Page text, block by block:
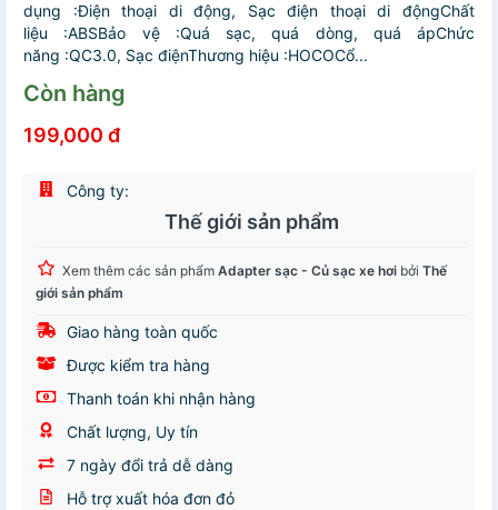
dụng :Điện thoại di động, Sạc điện thoại di độngChất
liệu :ABSBảo vệ :Quá sạc, quá dòng, quá ápChức
năng :QC3.0, Sạc điệnThương hiệu :HOCOCổ...
Còn hàng
199,000 đ
Công ty:
Thế giới sản phẩm
Xem thêm các sản phẩm Adapter sạc - Củ sạc xe hơi bởi Thế
giới sản phẩm
Giao hàng toàn quốc
Được kiểm tra hàng
Thanh toán khi nhận hàng
Chất lượng, Uy tín
7 ngày đổi trả dễ dàng
Hỗ trợ xuất hóa đơn đỏ